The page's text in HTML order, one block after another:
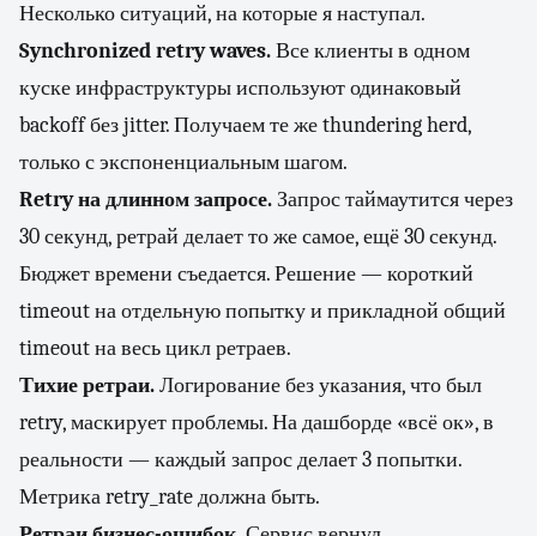
Несколько ситуаций, на которые я наступал.
Synchronized retry waves.Все клиенты в одном
куске инфраструктуры используют одинаковый
backoff без jitter. Получаем те же thundering herd,
только с экспоненциальным шагом.
Retry на длинном запросе.Запрос таймаутится через
30 секунд, ретрай делает то же самое, ещё 30 секунд.
Бюджет времени съедается. Решение — короткий
timeout на отдельную попытку и прикладной общий
timeout на весь цикл ретраев.
Тихие ретраи.Логирование без указания, что был
retry, маскирует проблемы. На дашборде «всё ок», в
реальности — каждый запрос делает 3 попытки.
Метрика retry_rate должна быть.